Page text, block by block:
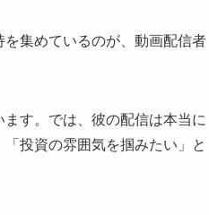
集めているのが、動画配信者
す。では、彼の配信は本当に
投資の雰囲気を掴みたい」と